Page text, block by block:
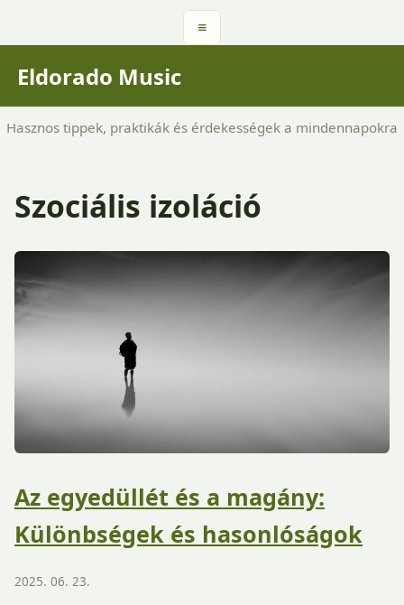
≡
Eldorado Music
Hasznos tippek, praktikák és érdekességek a mindennapokra
Szociális izoláció
Az egyedüllét és a magány:
Különbségek és hasonlóságok
2025. 06. 23.